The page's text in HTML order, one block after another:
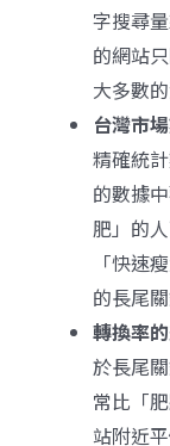
字搜尋
的網站
大多數
台灣市
精確統
的數據
肥」的
「快速
的長尾
轉換率的
於長尾
常比「
站附近